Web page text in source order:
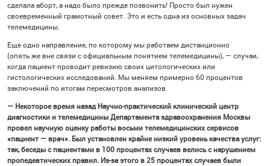
сделала аборт, а надо было прежде позвонить! Просто был нужен
своевременный грамотный совет. Это и есть одна из основных задач
телемедицины.
Еще одно направление, по которому мы работаем дистанционно
(опять же вне связи с официальным понятием телемедицины), — случаи,
когда пациент проводит ревизию своих цитологических или
гистологических исследований. Мы меняем примерно 60 процентов
заключений по итогам пересмотров анализов.
— Некоторое время назад Научно-практический клинический центр
диагностики и телемедицины Департамента здравоохранения Москвы
провел научную оценку работы восьми телемедицинских сервисов
«пациент — врач». Был установлен крайне низкий уровень качества услуг:
так, беседы с пациентами в 100 процентах случаев велись с нарушением
пропедевтических правил. Из-за этого в 25 процентах случаев были